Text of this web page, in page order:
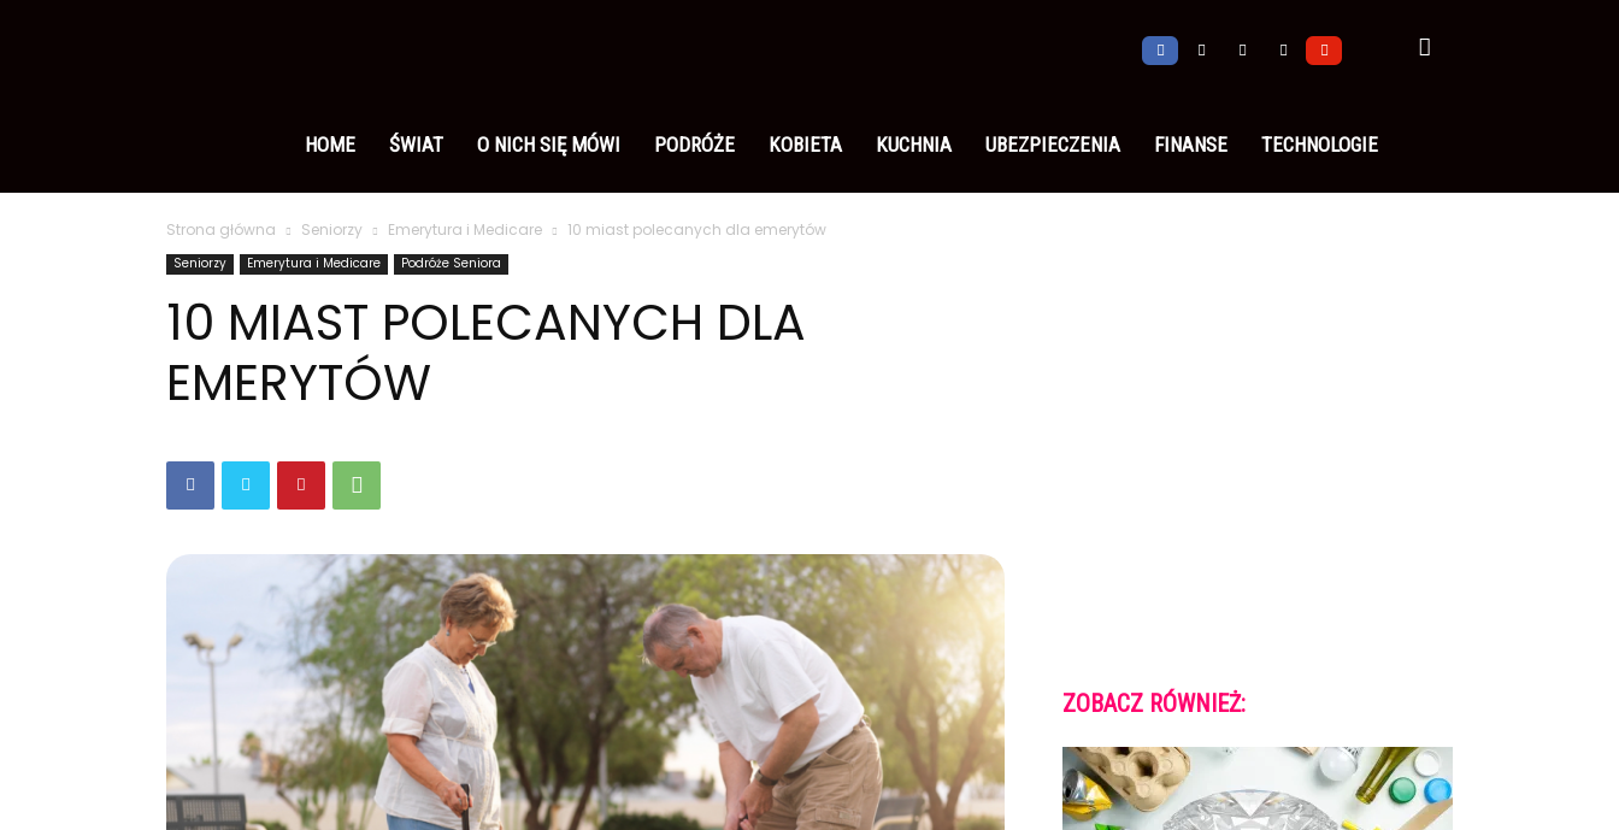
polsku
HOME ŚWIAT O NICH SIĘ MÓWI PODRÓŻE KOBIETA KUCHNIA UBEZPIECZENIA FINANSE TECHNOLOGIE
Strona główna Seniorzy Emerytura i Medicare 10 miast polecanych dla emerytów
Seniorzy Emerytura i Medicare Podróże Seniora
10 MIAST POLECANYCH DLA
EMERYTÓW
ZOBACZ RÓWNIEŻ: